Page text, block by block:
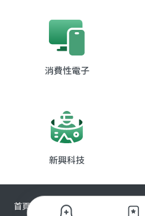
消費性電子
新興科技
首頁 熱門圖表 使用條款